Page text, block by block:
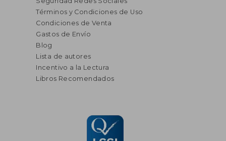
Términos y Condiciones de Uso
Condiciones de Venta
Gastos de Envío
Blog
Lista de autores
Incentivo a la Lectura
Libros Recomendados